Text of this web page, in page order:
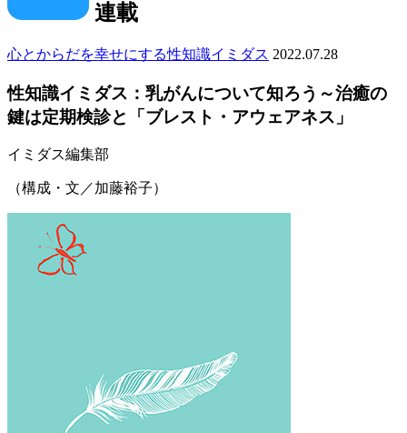
連載
心とからだを幸せにする性知識イミダス 2022.07.28
性知識イミダス：乳がんについて知ろう～治癒の
鍵は定期検診と「ブレスト・アウェアネス」
イミダス編集部
（構成・文／加藤裕子）